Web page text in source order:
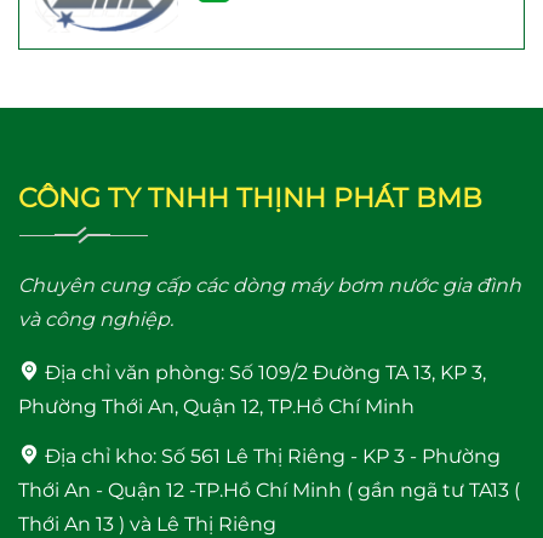
CÔNG TY TNHH THỊNH PHÁT BMB
Chuyên cung cấp các dòng máy bơm nước gia đình
và công nghiệp.
Địa chỉ văn phòng: Số 109/2 Đường TA 13, KP 3,
Phường Thới An, Quận 12, TP.Hồ Chí Minh
Địa chỉ kho: Số 561 Lê Thị Riêng - KP 3 - Phường
Thới An - Quận 12 -TP.Hồ Chí Minh ( gần ngã tư TA13 (
Thới An 13 ) và Lê Thị Riêng